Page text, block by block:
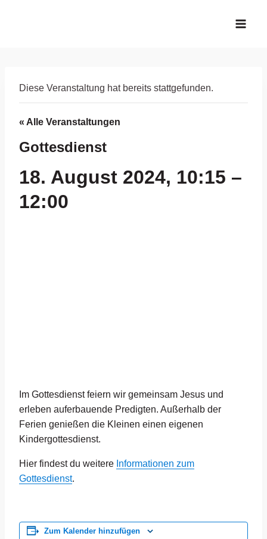
Diese Veranstaltung hat bereits stattgefunden.
« Alle Veranstaltungen
Gottesdienst
18. August 2024, 10:15 –
12:00
Im Gottesdienst feiern wir gemeinsam Jesus und
erleben auferbauende Predigten. Außerhalb der
Ferien genießen die Kleinen einen eigenen
Kindergottesdienst.
Hier findest du weitere Informationen zum
Gottesdienst.
Zum Kalender hinzufügen